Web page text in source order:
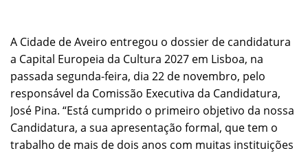
A Cidade de Aveiro entregou o dossier de candidatura
a Capital Europeia da Cultura 2027 em Lisboa, na
passada segunda-feira, dia 22 de novembro, pelo
responsável da Comissão Executiva da Candidatura,
José Pina. “Está cumprido o primeiro objetivo da nossa
Candidatura, a sua apresentação formal, que tem o
trabalho de mais de dois anos com muitas instituições